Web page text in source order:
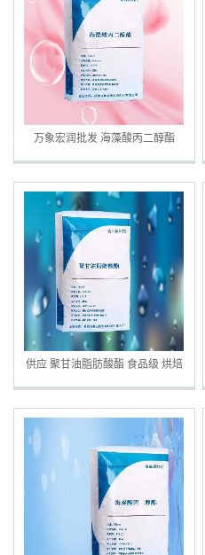
万象宏润批发 海藻酸丙二醇酯
PGA 海藻酸丙二醇酯 固体饮料冷
饮
供应 聚甘油脂肪酸酯 食品级 烘焙
防老化 乳化剂 PGFE 保质保量